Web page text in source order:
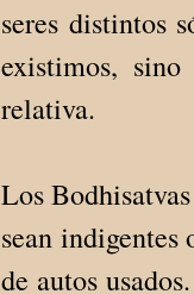
seres distintos
existimos,
relativa.
Los
sean indigentes
de autos